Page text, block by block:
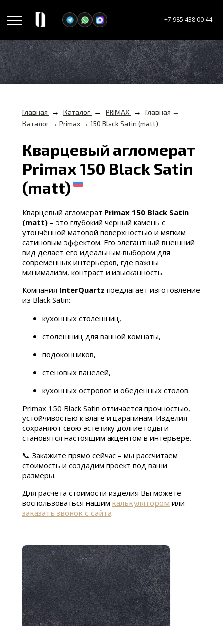
+7 985 438 00 44
Главная → Каталог → PRIMAX →
Главная →
Каталог → Primax → 150 Black Satin (matt)
Кварцевый агломерат
Primax 150 Black Satin
(matt)
Кварцевый агломерат Primax 150 Black Satin
(matt) – это глубокий чёрный камень с
утончённой матовой поверхностью и мягким
сатиновым эффектом. Его элегантный внешний
вид делает его идеальным выбором для
современных интерьеров, где важны
минимализм, контраст и изысканность.
Компания InterQuartz предлагает изготовление
из Black Satin:
кухонных столешниц,
столешниц для ванной комнаты,
подоконников,
стеновых панелей,
кухонных островов и обеденных столов.
Primax 150 Black Satin отличается прочностью,
устойчивостью к влаге и царапинам. Изделия
сохраняют свою эстетику долгие годы и
становятся настоящим акцентом в интерьере.
📞 Закажите прямо сейчас – мы рассчитаем
стоимость и создадим проект под ваши
размеры.
Для расчета стоимости изделия Вы можете
воспользоваться нашим калькулятором или
заказать звонок с сайта.